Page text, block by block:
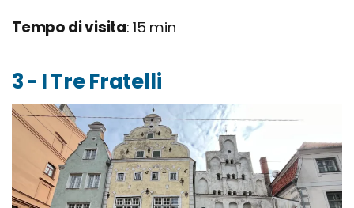
Tempo di visita: 15 min
3 - I Tre Fratelli